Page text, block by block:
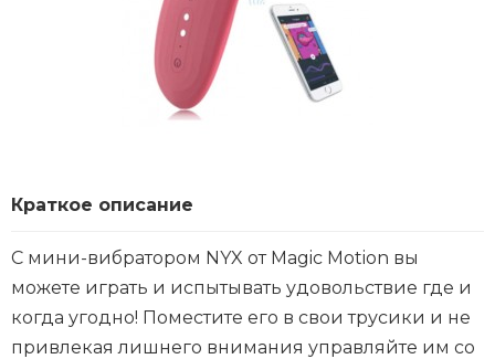
Краткое описание
С мини-вибратором NYX от Magic Motion вы
можете играть и испытывать удовольствие где и
когда угодно! Поместите его в свои трусики и не
привлекая лишнего внимания управляйте им со